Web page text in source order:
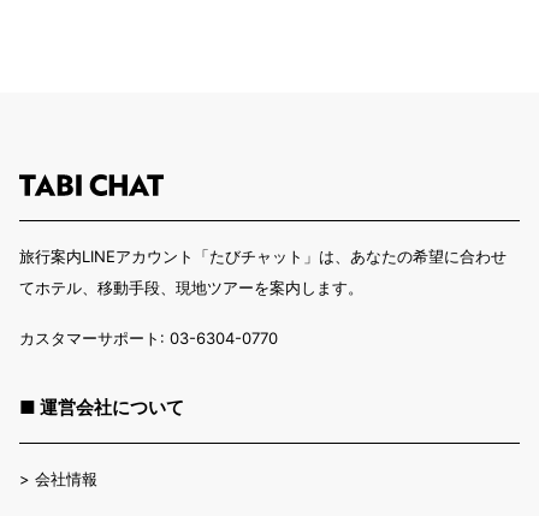
旅行案内LINEアカウント「たびチャット」は、あなたの希望に合わせ
てホテル、移動手段、現地ツアーを案内します。
カスタマーサポート: 03-6304-0770
■ 運営会社について
> 会社情報